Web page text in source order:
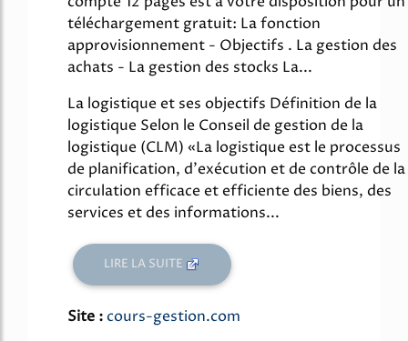
téléchargement gratuit: La fonction
approvisionnement - Objectifs . La gestion des
achats - La gestion des stocks La...
La logistique et ses objectifs Définition de la
logistique Selon le Conseil de gestion de la
logistique (CLM) «La logistique est le processus
de planification, d'exécution et de contrôle de la
circulation efficace et efficiente des biens, des
services et des informations...
LIRE LA SUITE
Site :cours-gestion.com